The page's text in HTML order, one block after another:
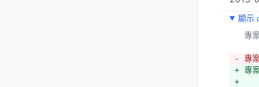
顯示
- 專案
+ 專案
+